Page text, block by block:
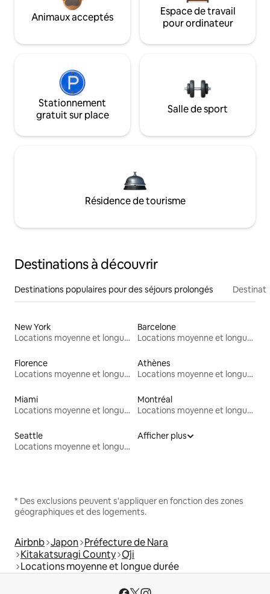
Animaux acceptés
Espace de travail
pour ordinateur
Stationnement
gratuit sur place
Salle de sport
Résidence de tourisme
Destinations à découvrir
Destinations populaires pour des séjours prolongés
New York
Locations moyenne et longue durée
Barcelone
Locations moyenne et longue durée
Florence
Locations moyenne et longue durée
Athènes
Locations moyenne et longue durée
Miami
Locations moyenne et longue durée
Montréal
Locations moyenne et longue durée
Seattle
Locations moyenne et longue durée
Afficher plus
* Des exclusions peuvent s'appliquer en fonction des zones
géographiques et des logements.
Airbnb Japon Préfecture de Nara
Kitakatsuragi County Ōji
Locations moyenne et longue durée